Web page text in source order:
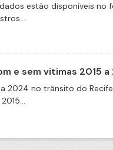
estão disponíveis no
e sem vitimas 2015 a
2024 no trânsito do